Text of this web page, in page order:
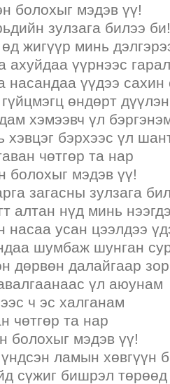
болохыг мэдэв үү!
зулзага билээ би!
жигүүр минь
ахуйдаа үүрнээс
насандаа үүдээ сахин
өндөрт
хэмээвч үл
хэвцэг бэрхээс үл
чөтгөр та нар
болохыг мэдэв үү!
загасны зулзага
алтан нүд минь
насаа усан цээлдээ
шумбаж шунган
дөрвөн далайгаар
үл аюунам
ч эс халганам
чөтгөр та нар
болохыг мэдэв үү!
ламын хөвгүүн
сүжиг бишрэл төрөөд